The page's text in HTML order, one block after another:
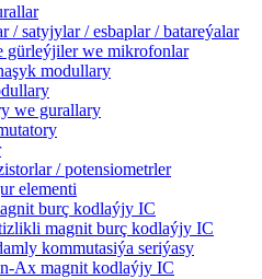
/ satyjylar / esbaplar / batareýalar
gürleýjiler we mikrofonlar
modullary
we gurallary
/ potensiometrler
elementi
burç kodlaýjy IC
magnit burç kodlaýjy IC
kommutasiýa seriýasy
Ax magnit kodlaýjy IC